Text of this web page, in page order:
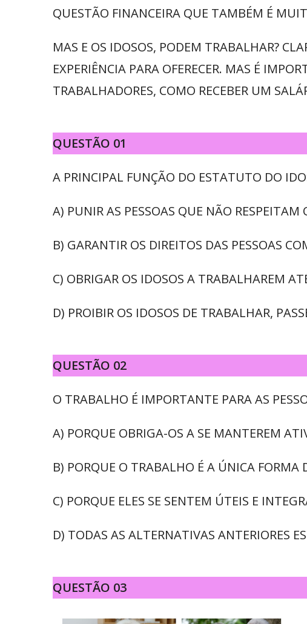
QUESTÃO FINANCEIRA QUE TAMBÉM É
MAS E OS IDOSOS, PODEM TRABALHAR?
EXPERIÊNCIA PARA OFERECER. MAS É
TRABALHADORES, COMO RECEBER UM
QUESTÃO 01
A PRINCIPAL FUNÇÃO DO ESTATUTO DO
A) PUNIR AS PESSOAS QUE NÃO RESPEITAM
B) GARANTIR OS DIREITOS DAS PESSOAS
C) OBRIGAR OS IDOSOS A TRABALHAREM
D) PROIBIR OS IDOSOS DE TRABALHAR,
QUESTÃO 02
O TRABALHO É IMPORTANTE PARA AS
A) PORQUE OBRIGA-OS A SE MANTEREM
B) PORQUE O TRABALHO É A ÚNICA FORMA
C) PORQUE ELES SE SENTEM ÚTEIS E
D) TODAS AS ALTERNATIVAS ANTERIORES
QUESTÃO 03